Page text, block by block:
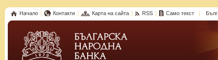
Начало Контакти Карта на сайта RSS Само текст